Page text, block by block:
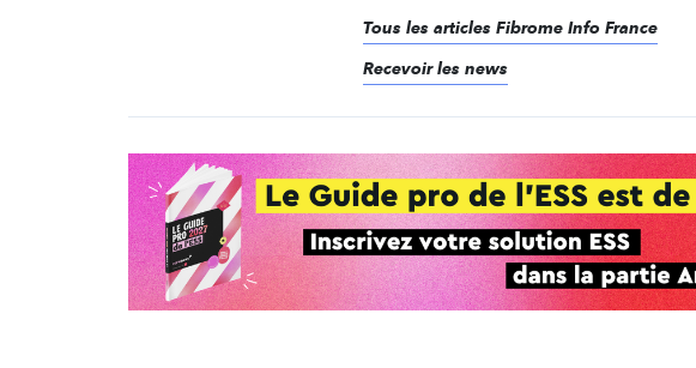
Tous les articles Fibrome Info France
Recevoir les news